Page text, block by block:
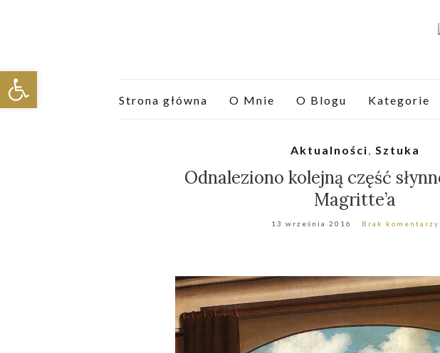
Strona główna O Mnie O Blogu Kategorie
Aktualności, Sztuka
Odnaleziono kolejną część
Magritte’a
13 września 2016 Brak komentarzy
Otwórz pasek narzędzi